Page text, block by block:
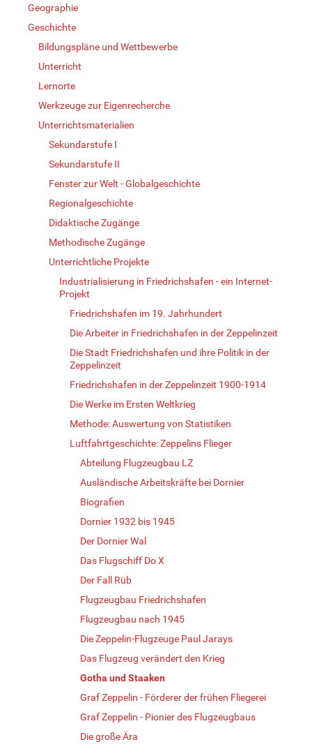
Geographie
Geschichte
Bildungspläne und Wettbewerbe
Unterricht
Lernorte
Werkzeuge zur Eigenrecherche
Unterrichtsmaterialien
Sekundarstufe I
Sekundarstufe II
Fenster zur Welt - Globalgeschichte
Regionalgeschichte
Didaktische Zugänge
Methodische Zugänge
Unterrichtliche Projekte
Industrialisierung in Friedrichshafen - ein Internet-
Projekt
Friedrichshafen im 19. Jahrhundert
Die Arbeiter in Friedrichshafen in der Zeppelinzeit
Die Stadt Friedrichshafen und ihre Politik in der
Zeppelinzeit
Friedrichshafen in der Zeppelinzeit 1900-1914
Die Werke im Ersten Weltkrieg
Methode: Auswertung von Statistiken
Luftfahrtgeschichte: Zeppelins Flieger
Abteilung Flugzeugbau LZ
Ausländische Arbeitskräfte bei Dornier
Biografien
Dornier 1932 bis 1945
Der Dornier Wal
Das Flugschiff Do X
Der Fall Rüb
Flugzeugbau Friedrichshafen
Flugzeugbau nach 1945
Die Zeppelin-Flugzeuge Paul Jarays
Das Flugzeug verändert den Krieg
Gotha und Staaken
Graf Zeppelin - Förderer der frühen Fliegerei
Graf Zeppelin - Pionier des Flugzeugbaus
Die große Ära